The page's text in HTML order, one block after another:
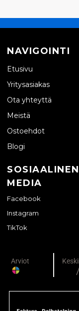
NAVIGOINTI
Etusivu
Yritysasiakas
Ota yhteyttä
Meistä
Ostoehdot
Blogi
SOSIAALINEN
MEDIA
Facebook
Instagram
TikTok